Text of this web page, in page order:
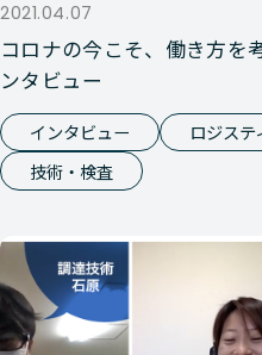
2021.04.07
コロナの今こそ、働き方を
ンタビュー
インタビュー ロジステ
技術・検査